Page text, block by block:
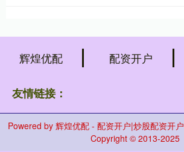
辉煌优配 配资开户
友情链接：
Powered by 辉煌优配 - 配资开户|炒股配资开户
Copyright © 2013-2025